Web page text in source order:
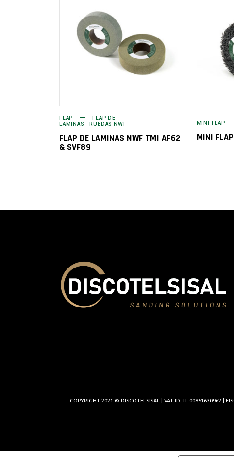
FLAP FLAP DE
LAMINAS - RUEDAS NWF
FLAP DE LAMINAS NWF TMI AF62
& SVF89
MINI FLAP
MINI
COPYRIGHT 2021 © DISCOTELSISAL | VAT ID: IT 00851630962 |